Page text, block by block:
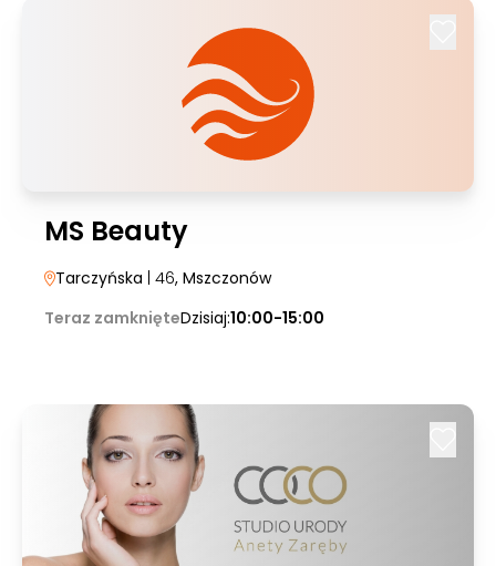
MS Beauty
Tarczyńska | 46, Mszczonów
Teraz zamknięteDzisiaj:10:00-15:00